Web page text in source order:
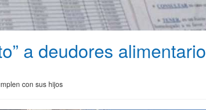
a deudores
con sus hijos